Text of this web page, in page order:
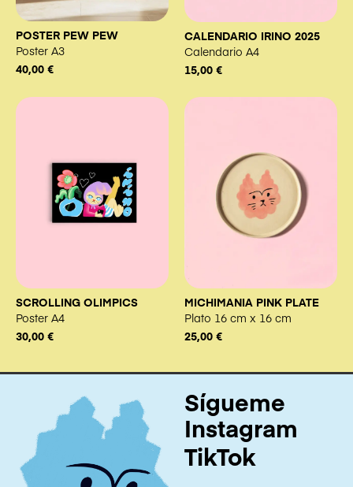
POSTER PEW PEW
Poster A3
40,00 €
CALENDARIO IRINO 2025
Calendario A4
15,00 €
SCROLLING OLIMPICS
Poster A4
30,00 €
MICHIMANIA PINK PLATE
Plato 16 cm x 16 cm
25,00 €
Sígueme
Instagram
TikTok